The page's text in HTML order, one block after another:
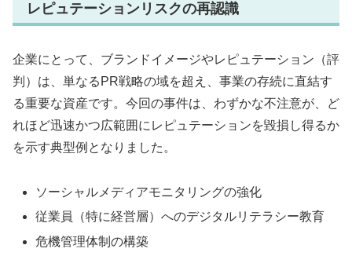
レピュテーションリスクの再認識
企業にとって、ブランドイメージやレピュテーション（評
判）は、単なるPR戦略の域を超え、事業の存続に直結す
る重要な資産です。今回の事件は、わずかな不注意が、ど
れほど迅速かつ広範囲にレピュテーションを毀損し得るか
を示す典型例となりました。
ソーシャルメディアモニタリングの強化
従業員（特に経営層）へのデジタルリテラシー教育
危機管理体制の構築